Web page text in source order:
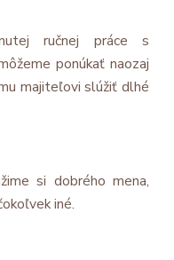
ručnej práce s
ponúkať naozaj
majiteľovi slúžiť dlhé
si dobrého mena,
iné.